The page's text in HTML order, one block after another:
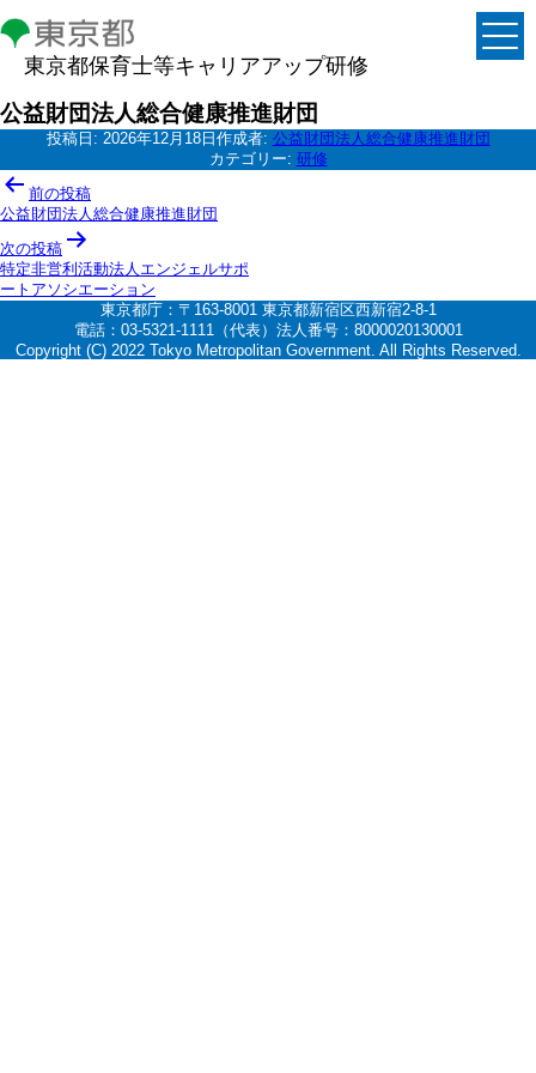
東京都保育士等キャリアアップ研修
公益財団法人総合健康推進財団
投稿日: 2026年12月18日 作成者: 公益財団法人総合健康推進財団
カテゴリー: 研修
投
稿
ナ
ビ
ゲ
ー
前の投稿
公益財団法人総合健康推進財団
次の投稿
特定非営利活動法人エンジェルサポ
ートアソシエーション
東京都庁：〒163-8001 東京都新宿区西新宿2-8-1
電話：03-5321-1111（代表）法人番号：8000020130001
Copyright (C) 2022 Tokyo Metropolitan Government. All Rights Reserved.